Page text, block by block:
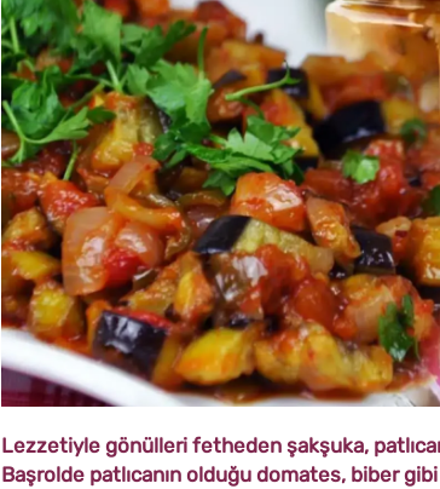
Lezzetiyle gönülleri fetheden şakşuka,
Başrolde patlıcanın olduğu domates, biber